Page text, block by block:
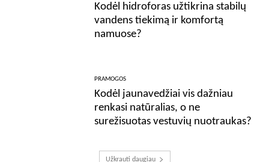
Kodėl hidroforas užtikrina stabilų
vandens tiekimą ir komfortą
namuose?
PRAMOGOS
Kodėl jaunavedžiai vis dažniau
renkasi natūralias, o ne
surežisuotas vestuvių nuotraukas?
Užkrauti daugiau